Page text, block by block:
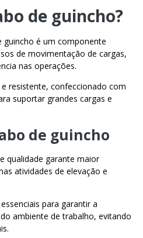
de guincho?
guincho é um componente
de movimentação de cargas,
nas operações.
resistente, confeccionado com
suportar grandes cargas e
de guincho
qualidade garante maior
atividades de elevação e
para garantir a
ambiente de trabalho, evitando